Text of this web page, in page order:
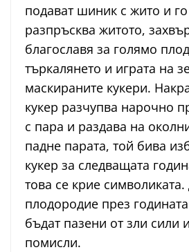
подават шиник с жито и го
разпръсква житото,
благославя за голямо
търкалянето и играта на
маскираните кукери.
кукер разчупва нарочно
с пара и раздава на
падне парата, той бива
кукер за следващата
това се крие
плодородие през
бъдат пазени от зли сили
помисли.